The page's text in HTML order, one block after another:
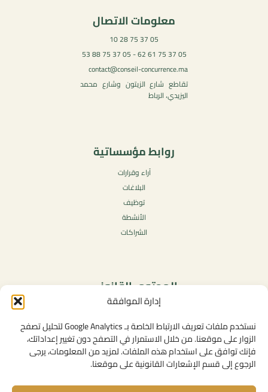
إدارة الموافقة
نستخدم ملفات تعريف الارتباط الخاصة بـ Google Analytics لتحليل تصفح
الزوار على موقعنا. من خلال الاستمرار في التصفح دون تغيير إعداداتك،
فإنك توافق على استخدام هذه الملفات. لمزيد من المعلومات، يرجى
الرجوع إلى قسم الإشعارات القانونية على موقعنا.
معلومات الاتصال
05 37 75 28 10
05 37 75 61 62 - 05 37 75 88 53
contact@conseil-concurrence.ma
تقاطع شارع الزيتون وشارع محمد
اليزيدي، الرباط
روابط مؤسساتية
آراء وقرارات
البلاغات
توظيف
الأنشطة
الشراكات
المحتوى القانوني
سياسة الخصوصية
شروط الاستخدام العامة
الإشعارات القانونية
سياسة ملفات تعريف الارتباط (الكوكيز)